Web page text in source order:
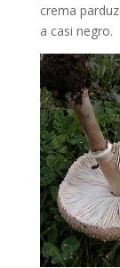
crema
a casi negro.